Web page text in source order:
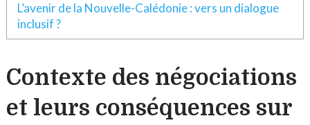
L’avenir de la Nouvelle-Calédonie : vers un dialogue
inclusif ?
Contexte des négociations
et leurs conséquences sur